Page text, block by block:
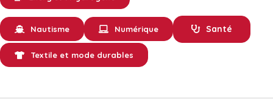
Nautisme Numérique Santé
Textile et mode durables